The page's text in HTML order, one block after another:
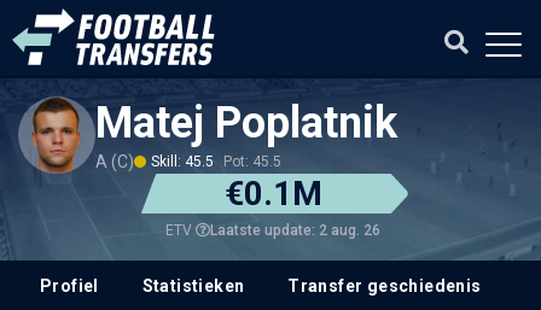
Matej Poplatnik
A (C) Skill: 45.5 Pot: 45.5
€0.1M
ETV Laatste update: 2 aug. 26
Profiel Statistieken Transfer geschiedenis